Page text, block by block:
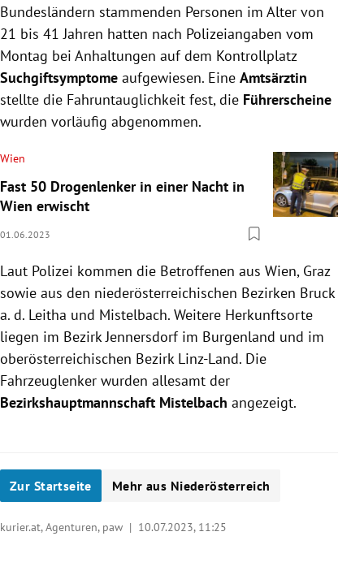
Bundesländern stammenden Personen im Alter von
21 bis 41 Jahren hatten nach Polizeiangaben vom
Montag bei Anhaltungen auf dem Kontrollplatz
Suchgiftsymptome aufgewiesen. Eine Amtsärztin
stellte die Fahruntauglichkeit fest, die Führerscheine
wurden vorläufig abgenommen.
Wien
Fast 50 Drogenlenker in einer Nacht in
Wien erwischt
01.06.2023
Laut Polizei kommen die Betroffenen aus Wien, Graz
sowie aus den niederösterreichischen Bezirken Bruck
a. d. Leitha und Mistelbach. Weitere Herkunftsorte
liegen im Bezirk Jennersdorf im Burgenland und im
oberösterreichischen Bezirk Linz-Land. Die
Fahrzeuglenker wurden allesamt der
Bezirkshauptmannschaft Mistelbach angezeigt.
Zur Startseite Mehr aus Niederösterreich
kurier.at, Agenturen, paw | 10.07.2023, 11:25